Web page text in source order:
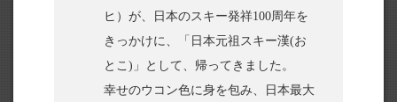
ヒ）が、日本のスキー発祥100周年を
きっかけに、「日本元祖スキー漢(お
とこ)」として、帰ってきました。
幸せのウコン色に身を包み、日本最大